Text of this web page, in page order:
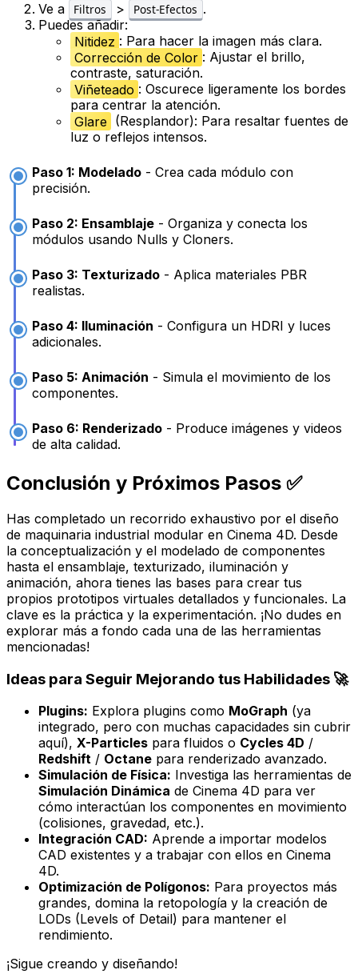
Ve a
Filtros > Post-Efectos .
Puedes añadir:
Nitidez : Para hacer la imagen más clara.
Corrección de Color : Ajustar el brillo,
contraste, saturación.
Viñeteado : Oscurece ligeramente los bordes
para centrar la atención.
Glare (Resplandor): Para resaltar fuentes de
luz o reflejos intensos.
Paso 1: Modelado - Crea cada módulo con
precisión.
Paso 2: Ensamblaje - Organiza y conecta los
módulos usando Nulls y Cloners.
Paso 3: Texturizado - Aplica materiales PBR
realistas.
Paso 4: Iluminación - Configura un HDRI y luces
adicionales.
Paso 5: Animación - Simula el movimiento de los
componentes.
Paso 6: Renderizado - Produce imágenes y videos
de alta calidad.
Conclusión y Próximos Pasos ✅
Has completado un recorrido exhaustivo por el diseño
de maquinaria industrial modular en Cinema 4D. Desde
la conceptualización y el modelado de componentes
hasta el ensamblaje, texturizado, iluminación y
animación, ahora tienes las bases para crear tus
propios prototipos virtuales detallados y funcionales. La
clave es la práctica y la experimentación. ¡No dudes en
explorar más a fondo cada una de las herramientas
mencionadas!
Ideas para Seguir Mejorando tus Habilidades 🚀
Plugins: Explora plugins como MoGraph (ya
integrado, pero con muchas capacidades sin cubrir
aquí), X-Particles para fluidos o Cycles 4D /
Redshift / Octane para renderizado avanzado.
Simulación de Física: Investiga las herramientas de
Simulación Dinámica de Cinema 4D para ver
cómo interactúan los componentes en movimiento
(colisiones, gravedad, etc.).
Integración CAD: Aprende a importar modelos
CAD existentes y a trabajar con ellos en Cinema
4D.
Optimización de Polígonos: Para proyectos más
grandes, domina la retopología y la creación de
LODs (Levels of Detail) para mantener el
rendimiento.
¡Sigue creando y diseñando!